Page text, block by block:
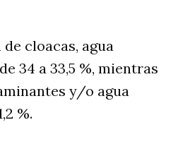
cloacas, agua
34 a 33,5 %, mientras
y/o agua
%.